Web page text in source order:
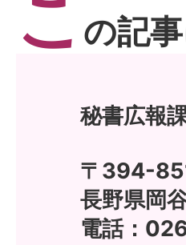
こ の記
秘書広報
〒394-
長野県岡
電話：